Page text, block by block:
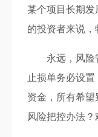
某个项目长期
的投资者来说，
永远，风险
止损单务必设
资金，所有希
风险把控办法？